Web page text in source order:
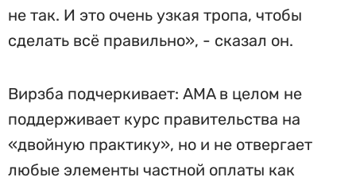
не так. И это очень узкая тропа, чтобы
сделать всё правильно», - сказал он.
Вирзба подчеркивает: AMA в целом не
поддерживает курс правительства на
«двойную практику», но и не отвергает
любые элементы частной оплаты как